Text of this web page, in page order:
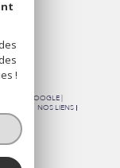
BY GOOGLE |
NOS LIENS
!